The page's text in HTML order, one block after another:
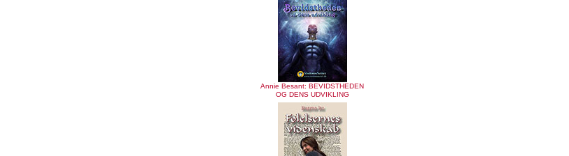
Annie Besant: BEVIDSTHEDEN
OG DENS UDVIKLING